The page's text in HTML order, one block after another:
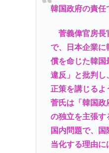
韓国政府の責任
菅義偉官房長
で、日本企業に
償を命じた韓国
違反」と批判し
正策を講じるよ
菅氏は「韓国政
の独立を主張す
国内問題で、
当化する理由に